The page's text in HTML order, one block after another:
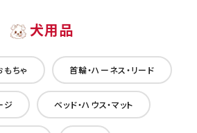
犬用品
もちゃ 首輪・ハーネス・リード
ジ ベッド・ハウス・マット